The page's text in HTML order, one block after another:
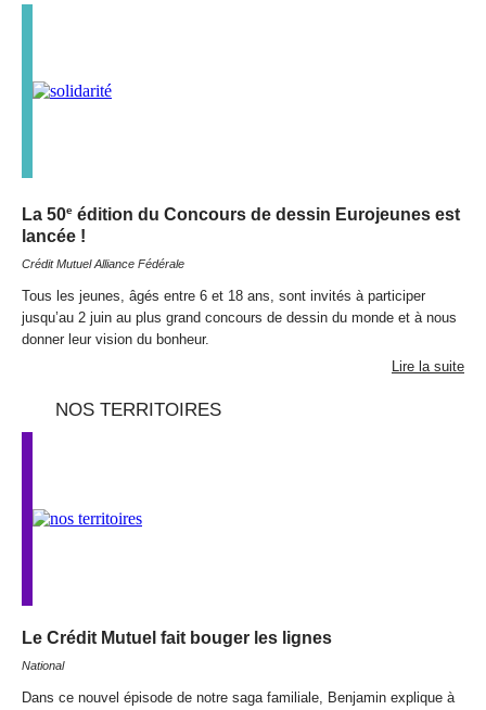
La 50e édition du Concours de dessin Eurojeunes est
lancée !
Crédit Mutuel Alliance Fédérale
Tous les jeunes, âgés entre 6 et 18 ans, sont invités à participer
jusqu’au 2 juin au plus grand concours de dessin du monde et à nous
donner leur vision du bonheur.
Lire la suite
NOS TERRITOIRES
Le Crédit Mutuel fait bouger les lignes
National
Dans ce nouvel épisode de notre saga familiale, Benjamin explique à